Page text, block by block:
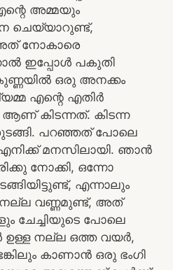
അമ്മയും
ചെയ്യാറുണ്ട്,
നോകാരെ
ഇപ്പോൾ പകുതി
ഒരു അനക്കം
എന്റെ എതിർ
കിടന്നത്. കിടന്ന
പറഞ്ഞത് പോലെ
മനസിലായി. ഞാൻ
നോക്കി, ഒന്നോ
എന്നാലും
നല്ല വണ്ണമുണ്ട്, അത്
ചേച്ചിയുടെ പോലെ
നല്ല ഒത്ത വയർ,
കാണാൻ ഒരു ഭംഗി